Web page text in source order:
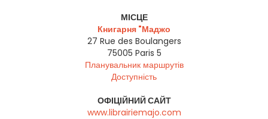
МІСЦЕ
Книгарня "Маджо
27 Rue des Boulangers
75005 Paris 5
Планувальник маршрутів
Доступність
ОФІЦІЙНИЙ САЙТ
www.librairiemajo.com